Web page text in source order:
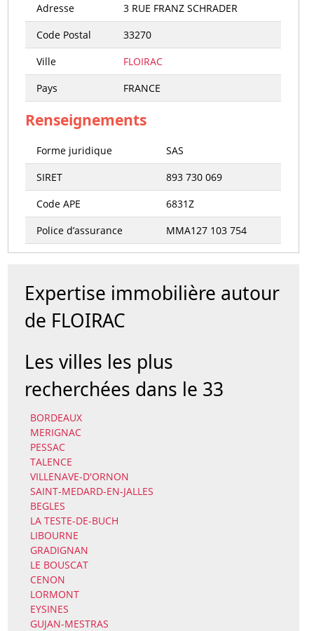
Adresse
3 RUE FRANZ SCHRADER
Code Postal
33270
Ville
FLOIRAC
Pays
FRANCE
Renseignements
Forme juridique
SAS
SIRET
893 730 069
Code APE
6831Z
Police d’assurance
MMA127 103 754
Expertise immobilière autour
de FLOIRAC
Les villes les plus
recherchées dans le 33
BORDEAUX
MERIGNAC
PESSAC
TALENCE
VILLENAVE-D'ORNON
SAINT-MEDARD-EN-JALLES
BEGLES
LA TESTE-DE-BUCH
LIBOURNE
GRADIGNAN
LE BOUSCAT
CENON
LORMONT
EYSINES
GUJAN-MESTRAS